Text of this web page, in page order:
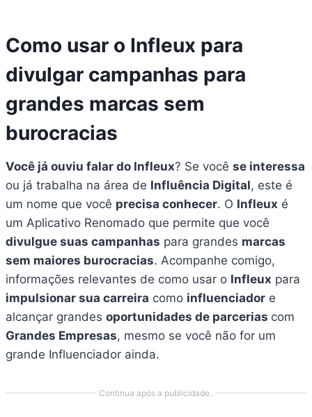
Como usar o Infleux para
divulgar campanhas para
grandes marcas sem
burocracias
Você já ouviu falar do Infleux? Se você se interessa
ou já trabalha na área de Influência Digital, este é
um nome que você precisa conhecer. O Infleux é
um Aplicativo Renomado que permite que você
divulgue suas campanhas para grandes marcas
sem maiores burocracias. Acompanhe comigo,
informações relevantes de como usar o Infleux para
impulsionar sua carreira como influenciador e
alcançar grandes oportunidades de parcerias com
Grandes Empresas, mesmo se você não for um
grande Influenciador ainda.
Continua após a publicidade..